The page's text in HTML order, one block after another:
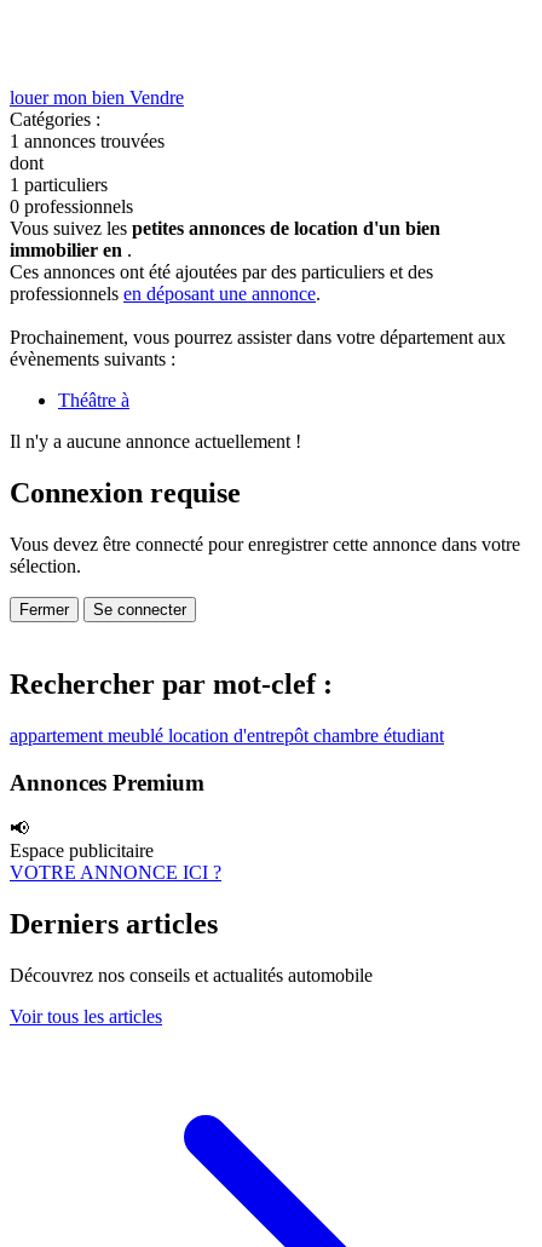
louer mon bien Vendre
Catégories :
1 annonces trouvées
dont
1 particuliers
0 professionnels
Vous suivez les petites annonces de location d'un bien
immobilier en .
Ces annonces ont été ajoutées par des particuliers et des
professionnels en déposant une annonce.
Prochainement, vous pourrez assister dans votre département aux
évènements suivants :
Théâtre à
Il n'y a aucune annonce actuellement !
Connexion requise
Vous devez être connecté pour enregistrer cette annonce dans votre
sélection.
Fermer Se connecter
Rechercher par mot-clef :
appartement meublé location d'entrepôt chambre étudiant
Annonces Premium
📢
Espace publicitaire
VOTRE ANNONCE ICI ?
Derniers articles
Découvrez nos conseils et actualités automobile
Voir tous les articles